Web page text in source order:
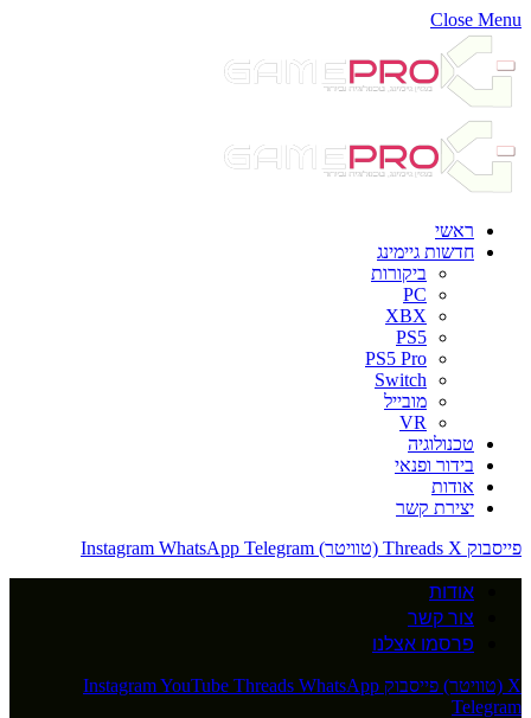
Close Menu
ראשי
חדשות גיימינג
ביקורות
PC
XBX
PS5
PS5 Pro
Switch
מובייל
VR
טכנולוגיה
בידור ופנאי
אודות
יצירת קשר
פייסבוק
Threads X (טוויטר) Instagram WhatsApp Telegram
אודות
צור קשר
פרסמו אצלנו
X (טוויטר) פייסבוק InstagramYouTube Threads WhatsApp
Telegram